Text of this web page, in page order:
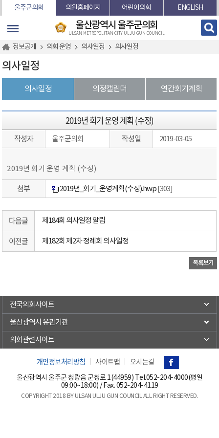
본문바로가기
울주군의회 의원홈페이지 어린이의회 ENGLISH
울산광역시 울주군의회
ULSAN METROPOLITAN CITY ULJU GUN COUNCIL
정보공개 의회 운영 의사일정 의사일정
의사일정
의사일정 의정캘린더 연간회기계획
2019년 회기 운영 계획 (수정)
작성자 울주군의회 작성일 2019-03-05
2019년 회기 운영 계획 (수정)
첨부 2019년_회기_운영계획(수정).hwp [303]
다음글 제184회 의사일정 알림
이전글 제182회 제2차 정례회 의사일정
전국의회사이트
울산광역시 유관기관
의회관련사이트
개인정보처리방침 사이트맵 오시는길
울산광역시 울주군 청량읍 군청로 1(44959) Tel.052-204-4000(평일
09:00~18:00) / Fax. 052-204-4119
COPYRIGHT 2018 BY ULSAN ULJU GUN COUNCIL ALL RIGHT RESERVED.